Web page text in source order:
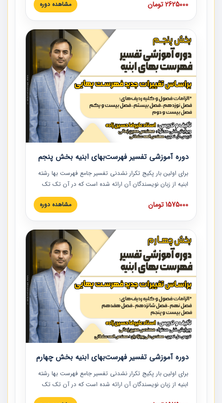
دوره به صورت کامل تصویری بوده و به همراه تصاویر عملیات
دوره با کلام مهندس علیرضاحسین‌زاده مدیر پروژه مهندسی
مشاور در امر بازنگری فهرست بها رشته ابنیه ارائه شده و به تمام
همکارانی که در حوزه صنعت ساخت در حال فعالیت هستند حتما
توصیه می کنیم از مطالب این دوره استفاده نمایند.
2625000 تومان مشاهده دوره
دوره آموزشی تفسیر فهرست‌بهای ابنیه بخش پنجم
برای اولین بار پکیج تکرار نشدنی تفسیر جامع فهرست بها رشته
ابنیه از زبان نویسندگان آن ارائه شده است که در آن تک تک
ردیف ها و مطالب فهرست بها تفسیر و ارائه شده است. این
دوره به صورت کامل تصویری بوده و به همراه تصاویر عملیات
دوره با کلام مهندس علیرضاحسین‌زاده مدیر پروژه مهندسی
مشاور در امر بازنگری فهرست بها رشته ابنیه ارائه شده و به تمام
همکارانی که در حوزه صنعت ساخت در حال فعالیت هستند حتما
توصیه می کنیم از مطالب این دوره استفاده نمایند.
1575000 تومان مشاهده دوره
دوره آموزشی تفسیر فهرست‌بهای ابنیه بخش چهارم
برای اولین بار پکیج تکرار نشدنی تفسیر جامع فهرست بها رشته
ابنیه از زبان نویسندگان آن ارائه شده است که در آن تک تک
ردیف ها و مطالب فهرست بها تفسیر و ارائه شده است. این